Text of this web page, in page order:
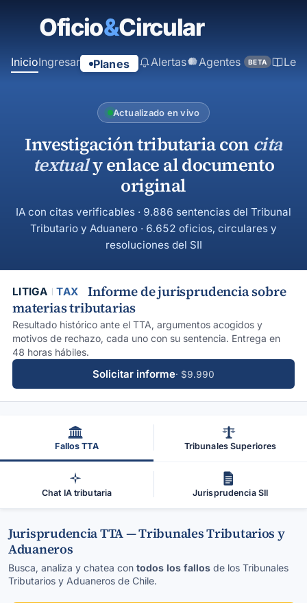
principal
InicioIngresar Planes Alertas Agentes BETA
Actualizado en vivo
Investigación tributaria con cita
textualy enlace al documento
original
IA con citas verificables · 9.886 sentencias del Tribunal
Tributario y Aduanero · 6.652 oficios, circulares y
resoluciones del SII
LITIGA TAX
Informe de jurisprudencia sobre
materias tributarias
Resultado histórico ante el TTA, argumentos acogidos y
motivos de rechazo, cada uno con su sentencia. Entrega en
48 horas hábiles.
Solicitar informe· $9.990
Fallos TTA Tribunales Superiores
Chat IA tributaria Jurisprudencia SII
Jurisprudencia TTA — Tribunales Tributarios y
Aduaneros
Busca, analiza y chatea con todos los fallos de los Tribunales
Tributarios y Aduaneros de Chile.